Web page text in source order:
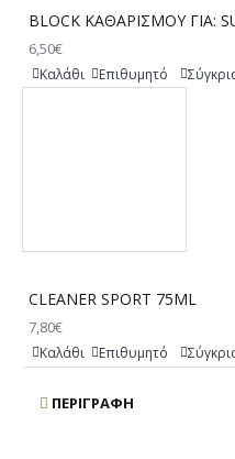
BLOCK ΚΑΘΑΡΙΣΜΟΥ ΓΙΑ:
6,50€
Καλάθι Επιθυμητό
CLEANER SPORT 75ML
7,80€
Καλάθι Επιθυμητό
ΠΕΡΙΓΡΑΦΉ